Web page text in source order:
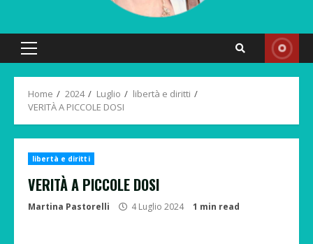
Primary
Home 2024 Luglio
libertà e diritti
VERITÀ A PICCOLE DOSI
libertà e diritti
VERITÀ A PICCOLE DOSI
Martina Pastorelli 4 Luglio 2024 1 min read